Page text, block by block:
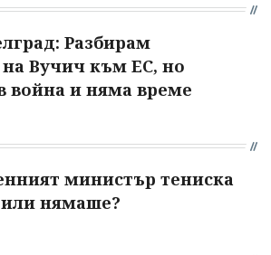
Разбирам
Вучич към ЕС, но
война и няма време
министър тениска
нямаше?